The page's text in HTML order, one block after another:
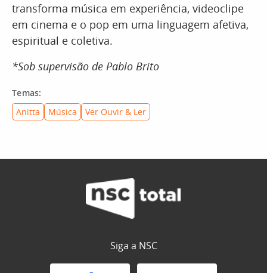
transforma música em experiência, videoclipe
em cinema e o pop em uma linguagem afetiva,
espiritual e coletiva.
*Sob supervisão de Pablo Brito
Temas:
Anitta
Música Ver Ouvir & Ler
Siga a NSC